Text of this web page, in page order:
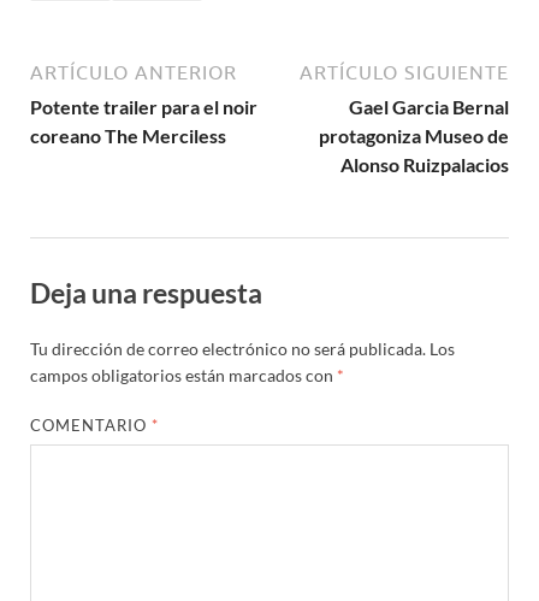
ARTÍCULO ANTERIOR
Potente trailer para el noir
coreano The Merciless
ARTÍCULO SIGUIENTE
Gael Garcia Bernal
protagoniza Museo de
Alonso Ruizpalacios
Deja una respuesta
Tu dirección de correo electrónico no será publicada. Los
campos obligatorios están marcados con *
COMENTARIO *